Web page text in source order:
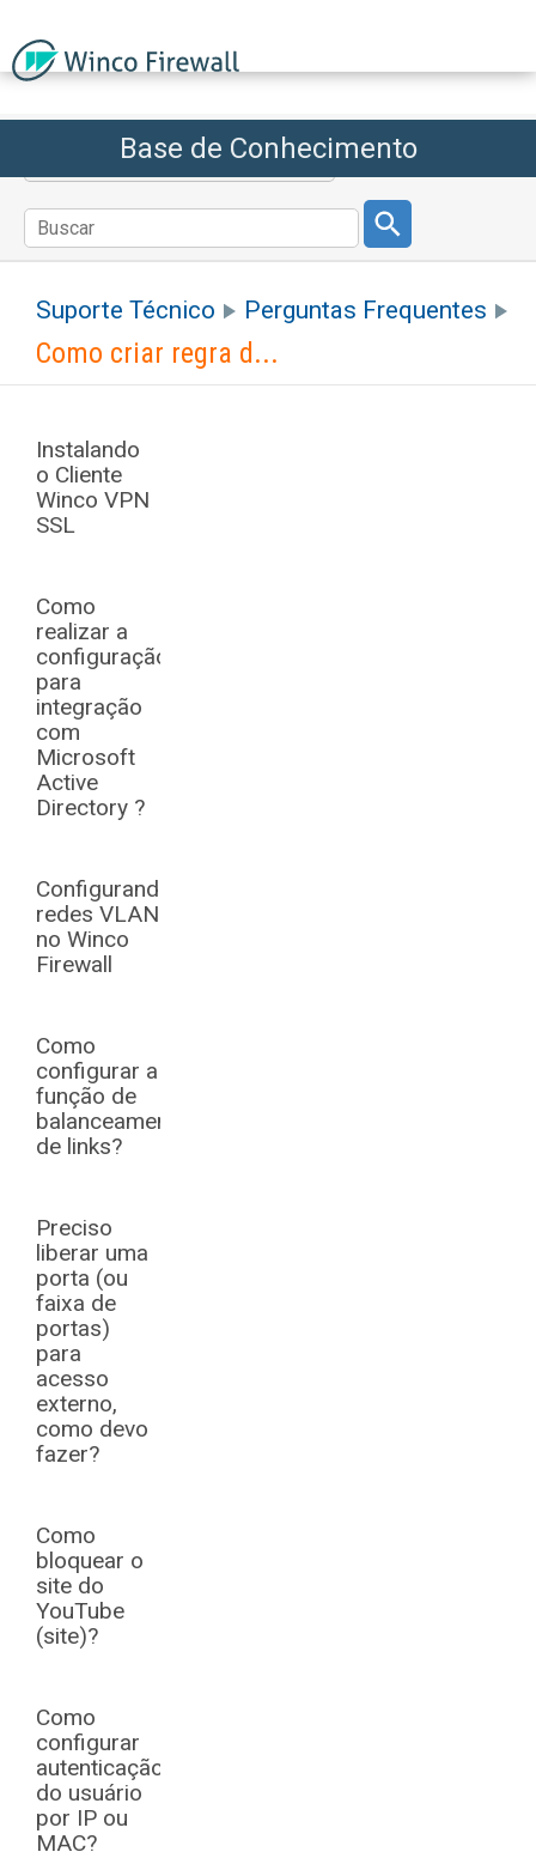
Base de Conhecimento
Voltar ao Winco Firewall
Suporte Técnico Perguntas Frequentes
Como criar regra d...
Instalando
o Cliente
Winco VPN
SSL
Como
realizar a
configuração
para
integração
com
Microsoft
Active
Directory ?
Configurando
redes VLANs
no Winco
Firewall
Como
configurar a
função de
balanceamento
de links?
Preciso
liberar uma
porta (ou
faixa de
portas)
para
acesso
externo,
como devo
fazer?
Como
bloquear o
site do
YouTube
(site)?
Como
configurar
autenticação
do usuário
por IP ou
MAC?